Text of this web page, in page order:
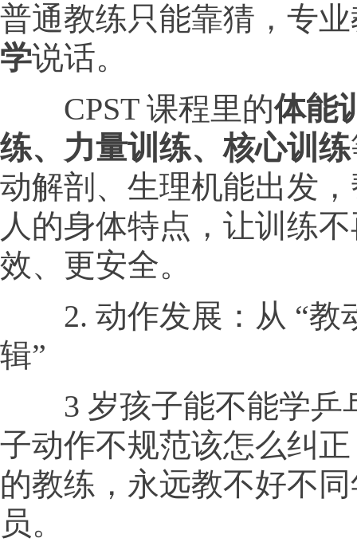
普通教练只能靠猜，专
学说话。
CPST 课程里的体能
练、力量训练、核心训练
动解剖、生理机能出发
人的身体特点，让训练
效、更安全。
2. 动作发展：从 “教
辑”
3 岁孩子能不能学乒
子动作不规范该怎么纠
的教练，永远教不好不
员。